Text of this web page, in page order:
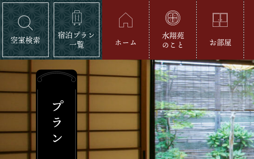
空室検索
宿泊プラン
一覧
ホーム
水翔苑
のこと
お部屋
プラン